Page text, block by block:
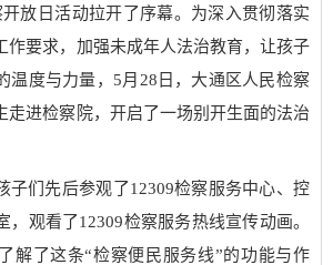
放日活动拉开了序幕。为深入贯彻落实
作要求，加强未成年人法治教育，让孩子
温度与力量，5月28日，大通区人民检察
走进检察院，开启了一场别开生面的法治
子们先后参观了12309检察服务中心、控
，观看了12309检察服务热线宣传动画。
解了这条“检察便民服务线”的功能与作